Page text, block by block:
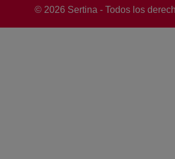
necesitas hoy?
© 2026 Sertina - Todos los